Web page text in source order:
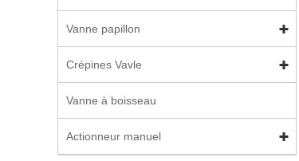
Vanne papillon
Crépines Vavle
Vanne à boisseau
Actionneur manuel